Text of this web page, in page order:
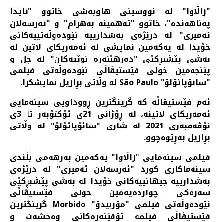
"زاڵاوا" لە نووسینی هاوبەشی خاتوو "ئایدا
پەناهەندە"، خاتوو "تەهمینە بەهرام" و "ئەرسەلان
ئەمیری" لە درێژەی بەشدارییە نێودەوڵەتییەکانی
خۆیدا لە یەکەمین نمایشی لە ئەمەریکای لاتین لە
بەشی پێشبڕکێی "دەرهێنەرە نوێیەکان" لە چل و
پێنجەمین خولی فێستیڤاڵی نێودەوڵەتی فیلمی
"سائۆپائۆلۆ" São Paulo لە وڵاتی بڕازیل نمایشکرا.
ئەم فێستیڤاڵە کە گرینگترین ڕووداویی سینەمایی
ئەمەریکای لاتینە، لە ڕۆژانی 21ی ئۆکتۆبەر تا 3ی
نۆڤەمبەری 2021 لە شاری "سائۆپائۆلۆ" لە وڵاتی
بڕازیل بەڕێوەچوو.
فیلمی سینەمایی "زاڵاوا" یەکەمین بەرهەمی بڵندی
سینەماکاری کورد "ئەرسەلان ئەمیری" لە درێژەی
بەشدارییە جیهانییەکانی خۆیدا لە بەشی پێشبڕکێی
سەرەکی چواردەیەمین خولی فێستیڤاڵی
نێودەوڵەتی فیلمی "مۆربیدۆ" Morbido گرینگترین
فێستیڤاڵی فیلمە تۆقێنەرەکانی وەحشەت و